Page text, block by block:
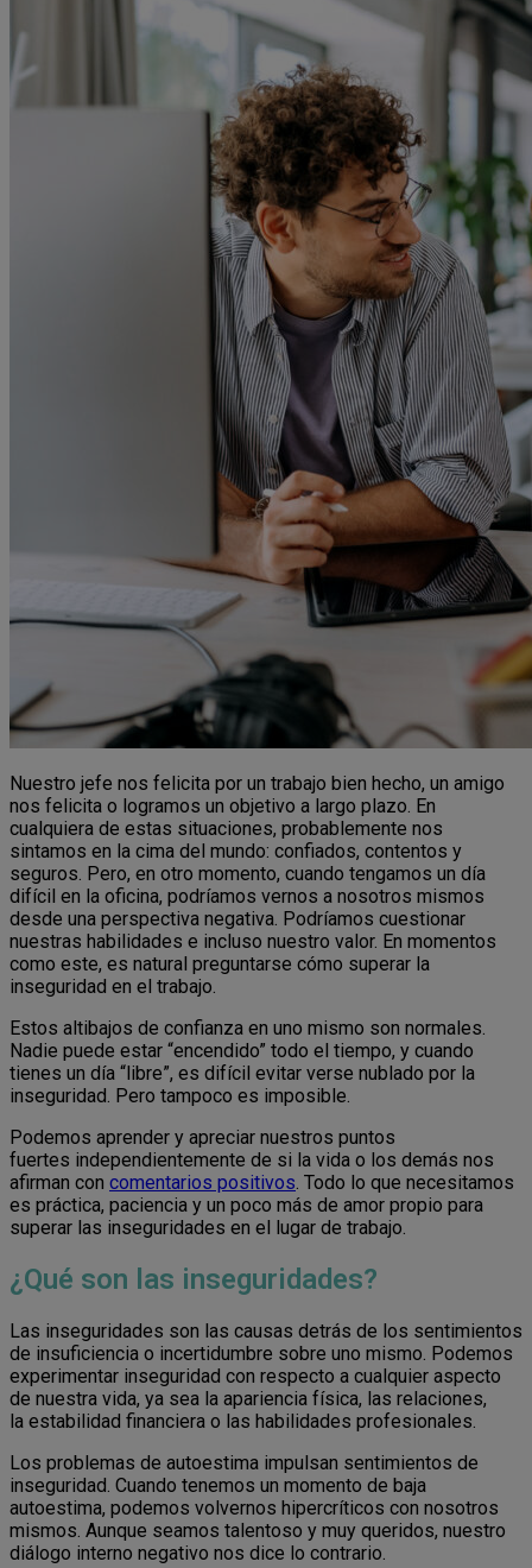
Nuestro jefe nos felicita por un trabajo bien hecho, un amigo
nos felicita o logramos un objetivo a largo plazo. En
cualquiera de estas situaciones, probablemente nos
sintamos en la cima del mundo: confiados, contentos y
seguros. Pero, en otro momento, cuando tengamos un día
difícil en la oficina, podríamos vernos a nosotros mismos
desde una perspectiva negativa. Podríamos cuestionar
nuestras habilidades e incluso nuestro valor. En momentos
como este, es natural preguntarse cómo superar la
inseguridad en el trabajo.
Estos altibajos de confianza en uno mismo son normales.
Nadie puede estar “encendido” todo el tiempo, y cuando
tienes un día “libre”, es difícil evitar verse nublado por la
inseguridad. Pero tampoco es imposible.
Podemos aprender y apreciar nuestros puntos
fuertes independientemente de si la vida o los demás nos
afirman con comentarios positivos. Todo lo que necesitamos
es práctica, paciencia y un poco más de amor propio para
superar las inseguridades en el lugar de trabajo.
¿Qué son las inseguridades?
Las inseguridades son las causas detrás de los sentimientos
de insuficiencia o incertidumbre sobre uno mismo. Podemos
experimentar inseguridad con respecto a cualquier aspecto
de nuestra vida, ya sea la apariencia física, las relaciones,
la estabilidad financiera o las habilidades profesionales.
Los problemas de autoestima impulsan sentimientos de
inseguridad. Cuando tenemos un momento de baja
autoestima, podemos volvernos hipercríticos con nosotros
mismos. Aunque seamos talentoso y muy queridos, nuestro
diálogo interno negativo nos dice lo contrario.